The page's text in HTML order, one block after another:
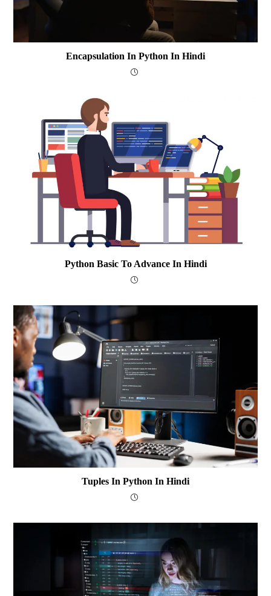
Encapsulation In Python In Hindi
Python Basic To Advance In Hindi
Tuples In Python In Hindi